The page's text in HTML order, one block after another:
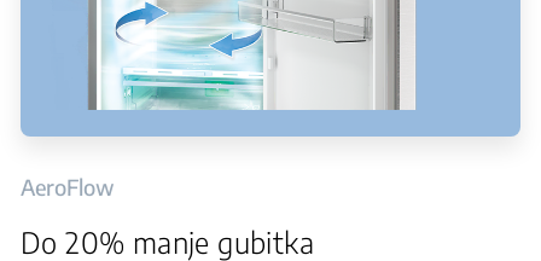
AeroFlow
Do 20% manje gubitka